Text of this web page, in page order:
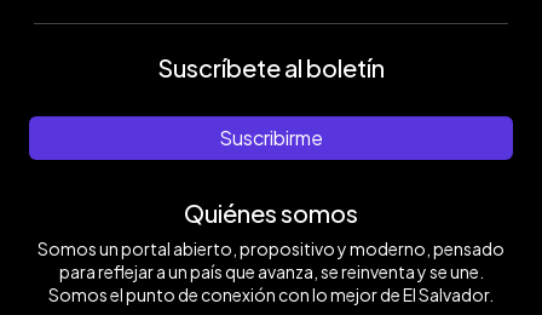
Suscríbete al boletín
Suscribirme
Quiénes somos
Somos un portal abierto, propositivo y moderno, pensado
para reflejar a un país que avanza, se reinventa y se une.
Somos el punto de conexión con lo mejor de El Salvador.